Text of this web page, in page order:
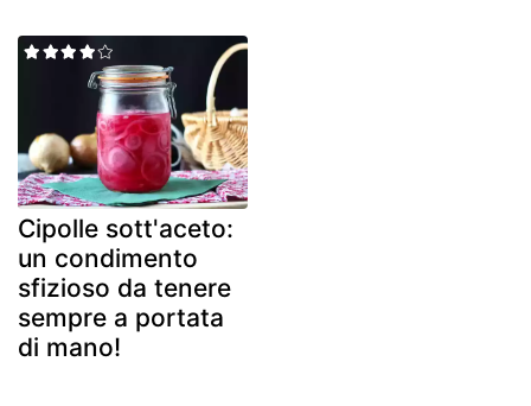
Cipolle sott'aceto:
un condimento
sfizioso da tenere
sempre a portata
di mano!